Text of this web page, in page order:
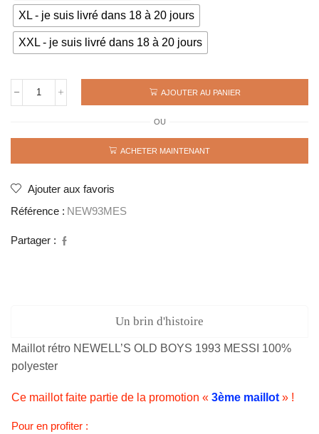
XL - je suis livré dans 18 à 20 jours
XXL - je suis livré dans 18 à 20 jours
quantité
rétro
OLD
1993
AJOUTER AU PANIER
OU
ACHETER MAINTENANT
Ajouter aux favoris
Référence : NEW93MES
Partager :
Un brin d'histoire
Maillot rétro NEWELL’S OLD BOYS 1993 MESSI 100%
polyester
Ce maillot faite partie de la promotion « 3ème maillot » !
Pour en profiter :